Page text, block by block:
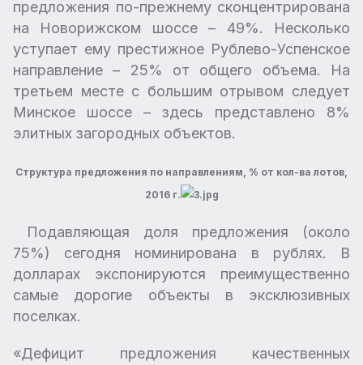
предложения по-прежнему сконцентрирована
на Новорижском шоссе – 49%. Несколько
уступает ему престижное Рублево-Успенское
направление – 25% от общего объема. На
третьем месте с большим отрывом следует
Минское шоссе – здесь представлено 8%
элитных загородных объектов.
Структура предложения по направлениям, % от кол-ва лотов,
2016 г.
Подавляющая доля предложения (около
75%) сегодня номинирована в рублях. В
долларах экспонируются преимущественно
самые дорогие объекты в эксклюзивных
поселках.
«Дефицит предложения качественных